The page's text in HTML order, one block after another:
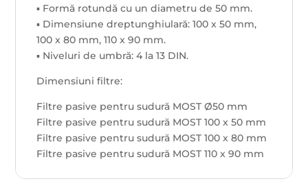
▪ Formă rotundă cu un diametru de 50 mm.
▪ Dimensiune dreptunghiulară: 100 x 50 mm,
100 x 80 mm, 110 x 90 mm.
▪ Niveluri de umbră: 4 la 13 DIN.
Dimensiuni filtre:
Filtre pasive pentru sudură MOST Ø50 mm
Filtre pasive pentru sudură MOST 100 x 50 mm
Filtre pasive pentru sudură MOST 100 x 80 mm
Filtre pasive pentru sudură MOST 110 x 90 mm